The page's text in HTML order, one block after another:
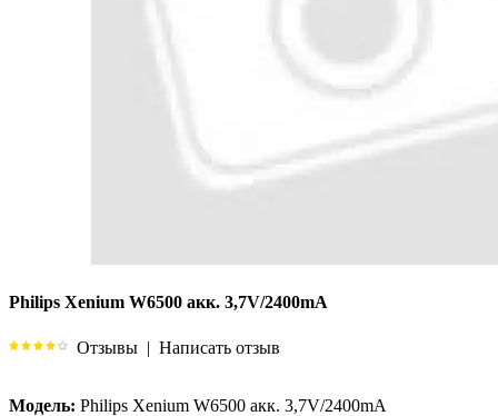
Philips Xenium W6500 акк. 3,7V/2400mA
Отзывы | Написать отзыв
Модель: Philips Xenium W6500 акк. 3,7V/2400mA